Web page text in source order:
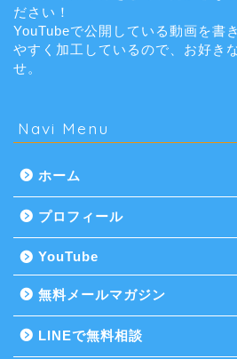
ださい！
YouTubeで公開している動画を書
やすく加工しているので、お好き
せ。
Navi Menu
ホーム
プロフィール
YouTube
無料メールマガジン
LINEで無料相談